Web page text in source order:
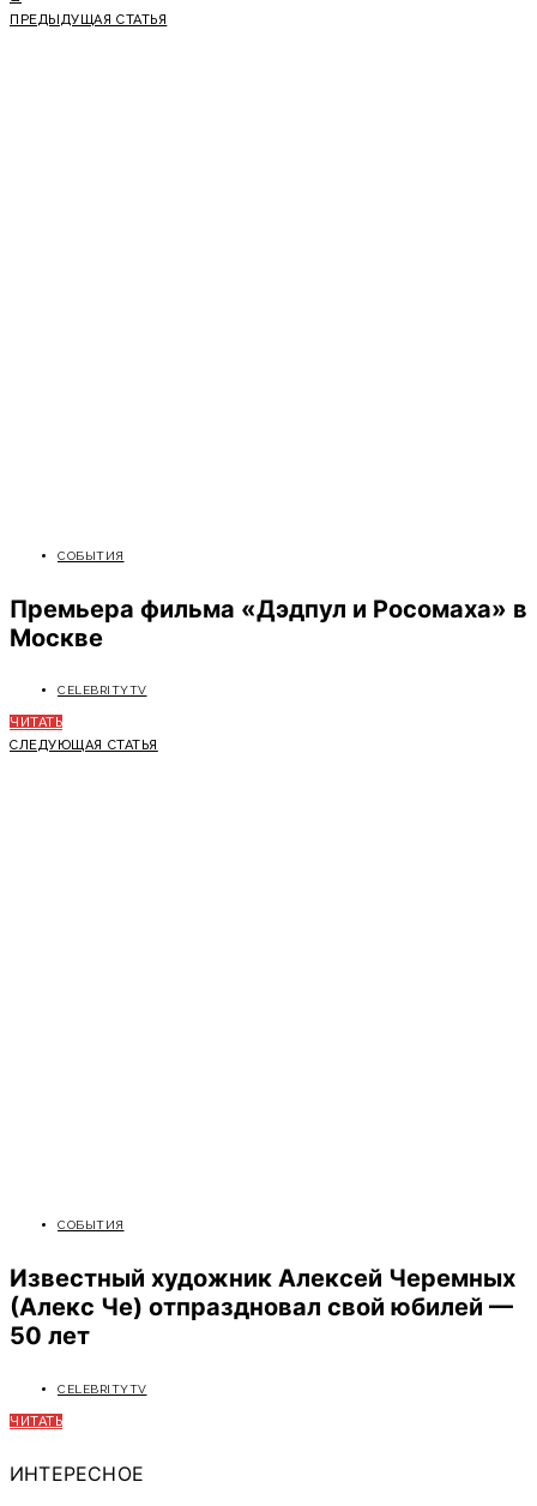
ПРЕДЫДУЩАЯ СТАТЬЯ
СОБЫТИЯ
Премьера фильма «Дэдпул и Росомаха» в
Москве
CELEBRITYTV
ЧИТАТЬ
СЛЕДУЮЩАЯ СТАТЬЯ
СОБЫТИЯ
Известный художник Алексей Черемных
(Алекс Че) отпраздновал свой юбилей —
50 лет
CELEBRITYTV
ЧИТАТЬ
ИНТЕРЕСНОЕ